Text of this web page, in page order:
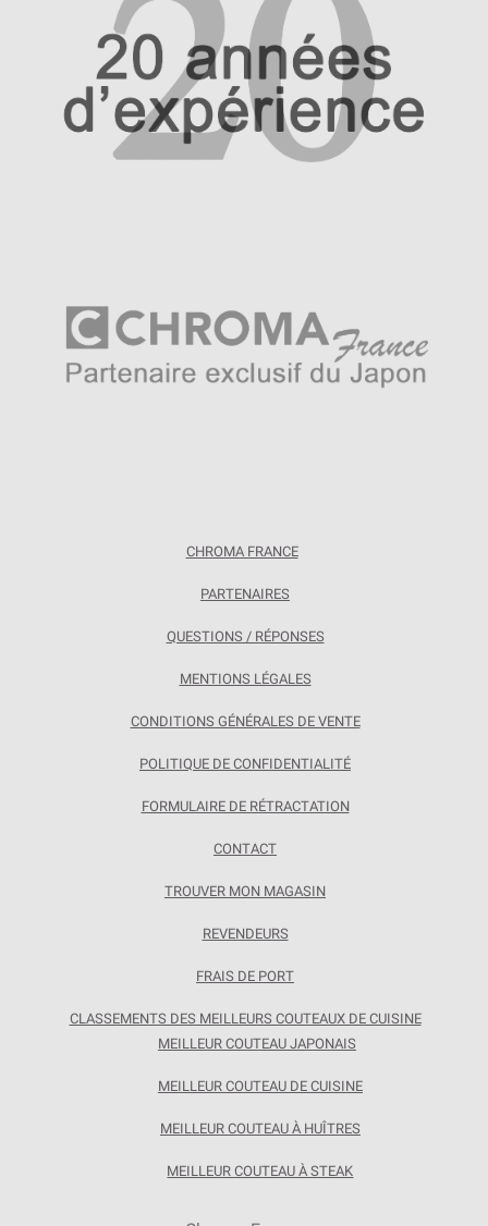
CHROMA FRANCE
PARTENAIRES
QUESTIONS / RÉPONSES
MENTIONS LÉGALES
CONDITIONS GÉNÉRALES DE VENTE
POLITIQUE DE CONFIDENTIALITÉ
FORMULAIRE DE RÉTRACTATION
CONTACT
TROUVER MON MAGASIN
REVENDEURS
FRAIS DE PORT
CLASSEMENTS DES MEILLEURS COUTEAUX DE CUISINE
MEILLEUR COUTEAU JAPONAIS
MEILLEUR COUTEAU DE CUISINE
MEILLEUR COUTEAU À HUÎTRES
MEILLEUR COUTEAU À STEAK